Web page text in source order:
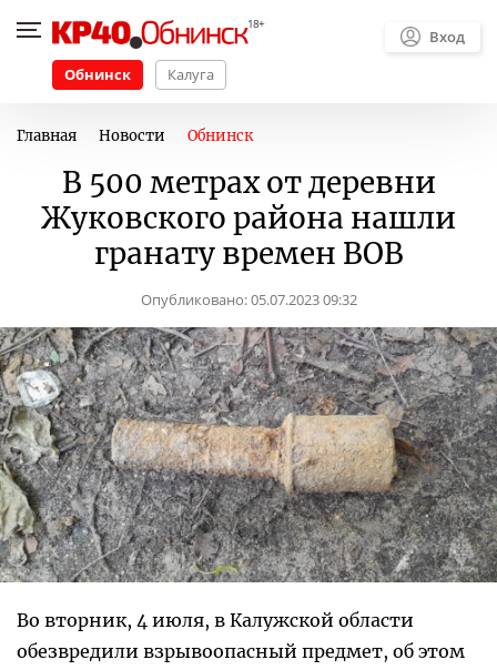
Обнинск Калуга
Вход
Главная Новости Обнинск
В 500 метрах от деревни
Жуковского района нашли
гранату времен ВОВ
Опубликовано:05.07.2023 09:32
Во вторник, 4 июля, в Калужской области
обезвредили взрывоопасный предмет, об этом